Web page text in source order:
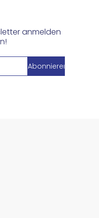
anmelden